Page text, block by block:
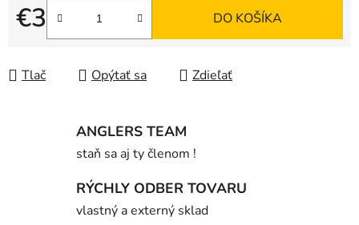
€3
Jednotková cena:
DO KOŠÍKA
Tlač Opýtať sa Zdieľať
ANGLERS TEAM
staň sa aj ty členom !
RÝCHLY ODBER TOVARU
vlastný a externý sklad